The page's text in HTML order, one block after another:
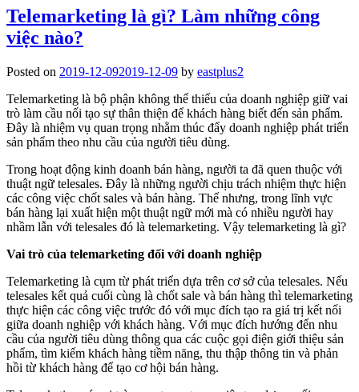
Telemarketing là gì? Làm những công
việc nào?
Posted on 2019-12-092019-12-09 by eastplus2
Telemarketing là bộ phận không thể thiếu của doanh nghiệp giữ vai
trò làm cầu nối tạo sự thân thiện để khách hàng biết đến sản phẩm.
Đây là nhiệm vụ quan trọng nhằm thúc đẩy doanh nghiệp phát triển
sản phẩm theo nhu cầu của người tiêu dùng.
Trong hoạt động kinh doanh bán hàng, người ta đã quen thuộc với
thuật ngữ telesales. Đây là những người chịu trách nhiệm thực hiện
các công việc chốt sales và bán hàng. Thế nhưng, trong lĩnh vực
bán hàng lại xuất hiện một thuật ngữ mới mà có nhiều người hay
nhầm lẫn với telesales đó là telemarketing. Vậy telemarketing là gì?
Vai trò của telemarketing đối với doanh nghiệp
Telemarketing là cụm từ phát triển dựa trên cơ sở của telesales. Nếu
telesales kết quả cuối cùng là chốt sale và bán hàng thì telemarketing
thực hiện các công việc trước đó với mục đích tạo ra giá trị kết nối
giữa doanh nghiệp với khách hàng. Với mục đích hướng đến nhu
cầu của người tiêu dùng thông qua các cuộc gọi điện giới thiệu sản
phẩm, tìm kiếm khách hàng tiềm năng, thu thập thông tin và phản
hồi từ khách hàng để tạo cơ hội bán hàng.